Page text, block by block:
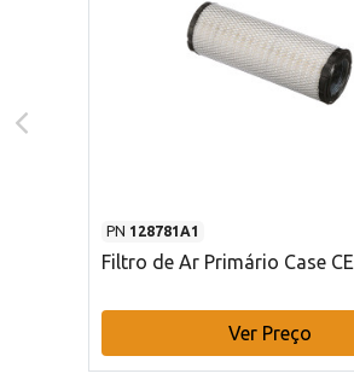
PN 128781A1
Filtro de Ar Primário Case CE
Ver Preço